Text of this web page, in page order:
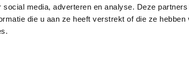
media, adverteren en analyse. Deze
die u aan ze heeft verstrekt of die ze
Rotor Heerlen